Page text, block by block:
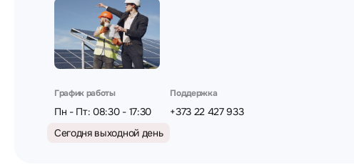
График работы
Пн - Пт: 08:30 - 17:30
Сегодня выходной день
Поддержка
+373 22 427 933